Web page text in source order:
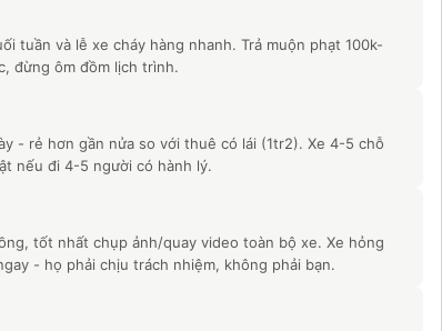
tuần và lễ xe cháy hàng nhanh. Trả muộn phạt 100k-
đừng ôm đồm lịch trình.
- rẻ hơn gần nửa so với thuê có lái (1tr2). Xe 4-5 chỗ
nếu đi 4-5 người có hành lý.
tốt nhất chụp ảnh/quay video toàn bộ xe. Xe hỏng
- họ phải chịu trách nhiệm, không phải bạn.